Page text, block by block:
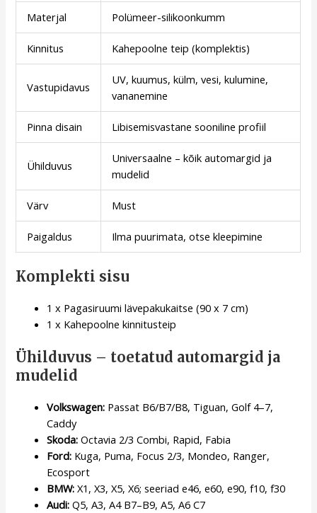
Materjal Polümeer-silikoonkumm
Kinnitus Kahepoolne teip (komplektis)
Vastupidavus
UV, kuumus, külm, vesi, kulumine,
vananemine
Pinna disain Libisemisvastane sooniline profiil
Ühilduvus
Universaalne – kõik automargid ja
mudelid
Värv Must
Paigaldus Ilma puurimata, otse kleepimine
Komplekti sisu
1 x Pagasiruumi lävepakukaitse (90 x 7 cm)
1 x Kahepoolne kinnitusteip
Ühilduvus – toetatud automargid ja
mudelid
Volkswagen: Passat B6/B7/B8, Tiguan, Golf 4–7,
Caddy
Skoda: Octavia 2/3 Combi, Rapid, Fabia
Ford: Kuga, Puma, Focus 2/3, Mondeo, Ranger,
Ecosport
BMW: X1, X3, X5, X6; seeriad e46, e60, e90, f10, f30
Audi: Q5, A3, A4 B7–B9, A5, A6 C7